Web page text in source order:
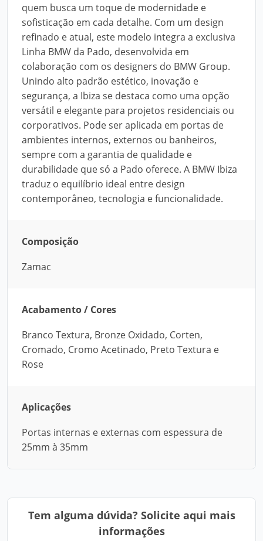
quem busca um toque de modernidade e
sofisticação em cada detalhe. Com um design
refinado e atual, este modelo integra a exclusiva
Linha BMW da Pado, desenvolvida em
colaboração com os designers do BMW Group.
Unindo alto padrão estético, inovação e
segurança, a Ibiza se destaca como uma opção
versátil e elegante para projetos residenciais ou
corporativos. Pode ser aplicada em portas de
ambientes internos, externos ou banheiros,
sempre com a garantia de qualidade e
durabilidade que só a Pado oferece. A BMW Ibiza
traduz o equilíbrio ideal entre design
contemporâneo, tecnologia e funcionalidade.
Composição
Zamac
Acabamento / Cores
Branco Textura, Bronze Oxidado, Corten,
Cromado, Cromo Acetinado, Preto Textura e
Rose
Aplicações
Portas internas e externas com espessura de
25mm à 35mm
Tem alguma dúvida? Solicite aqui mais
informações